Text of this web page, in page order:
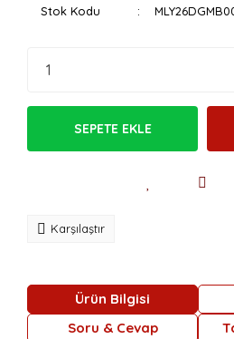
Stok Kodu
SEPETE EKLE
Karşılaştır
Ürün Bilgisi
Soru & Cevap